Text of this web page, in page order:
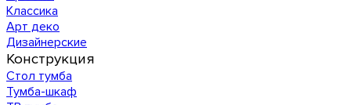
Классика
Арт деко
Дизайнерские
Конструкция
Стол тумба
Тумба-шкаф